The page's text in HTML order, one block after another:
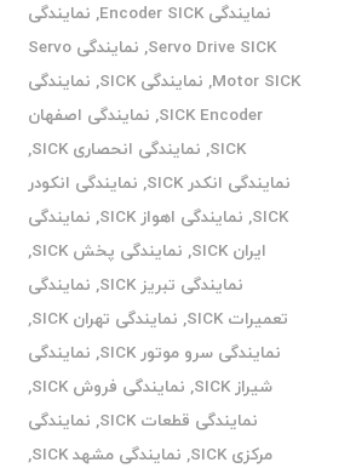
نمایندگی Encoder SICK
, نمایندگی
Servo Drive SICK
,
نمایندگی Servo
Motor SICK
, نمایندگی SICK , نمایندگی
SICK Encoder
, نمایندگی اصفهان
SICK
, نمایندگی انحصاری SICK
,
نمایندگی انکدر SICK
, نمایندگی انکودر
SICK
, نمایندگی اهواز SICK , نمایندگی
ایران SICK
, نمایندگی پخش SICK
,
نمایندگی تبریز SICK
, نمایندگی
تعمیرات SICK
, نمایندگی تهران SICK
,
نمایندگی سرو موتور SICK
, نمایندگی
شیراز SICK
, نمایندگی فروش SICK
,
نمایندگی قطعات SICK
, نمایندگی
مرکزی SICK
, نمایندگی مشهد SICK
,